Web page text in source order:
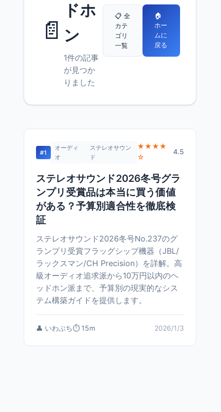
📄
ドホ
ン
1件の記事
が見つか
りました
📋 全
カテ
ゴリ
一覧
🏠
ホー
ムに
戻る
#1
オーディ
オ
ステレオサウン
ド
★★★★
☆
4.5
ステレオサウンド2026冬号グラ
ンプリ受賞品は本当に買う価値
がある？予算別適合性を徹底検
証
ステレオサウンド2026冬号No.237のグ
ランプリ受賞フラッグシップ機器（JBL/
ラックスマン/CH Precision）を詳解。高
級オーディオ追求派から10万円以内のヘ
ッドホン派まで、予算別の現実的なシス
テム構築ガイドを提供します。
👤 いわぶち⏱️ 15m 2026/1/3